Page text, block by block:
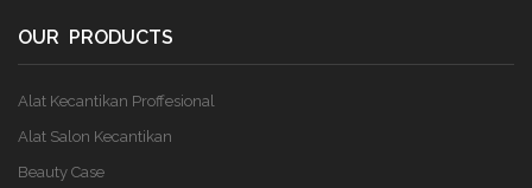
OUR PRODUCTS
Alat Kecantikan Proffesional
Alat Salon Kecantikan
Beauty Case